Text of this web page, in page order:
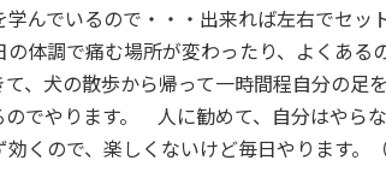
んでいるので・・・出来れば左右でセッ
体調で痛む場所が変わったり、よくある
、犬の散歩から帰って一時間程自分の足
でやります。 人に勧めて、自分はやら
くので、楽しくないけど毎日やります。（